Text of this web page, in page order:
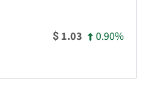
$ 1.03 0.90%